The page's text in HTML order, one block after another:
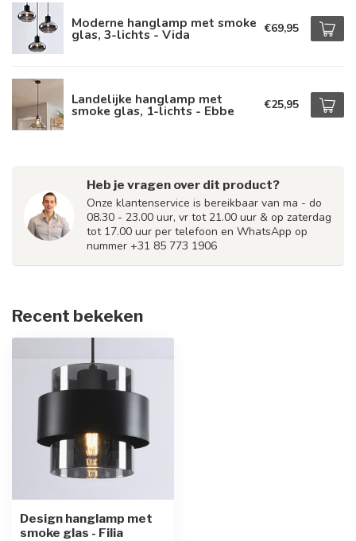
Moderne hanglamp met smoke
glas, 3-lichts - Vida €69,95
Landelijke hanglamp met
smoke glas, 1-lichts - Ebbe €25,95
Heb je vragen over dit product?
Onze klantenservice is bereikbaar van ma - do
08.30 - 23.00 uur, vr tot 21.00 uur & op zaterdag
tot 17.00 uur per telefoon en WhatsApp op
nummer +31 85 773 1906
Recent bekeken
Design hanglamp met
smoke glas - Filia